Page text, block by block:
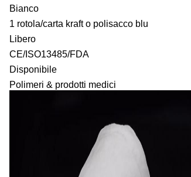
Bianco
1 rotola/carta kraft o polisacco blu
Libero
CE/ISO13485/FDA
Disponibile
Polimeri & prodotti medici